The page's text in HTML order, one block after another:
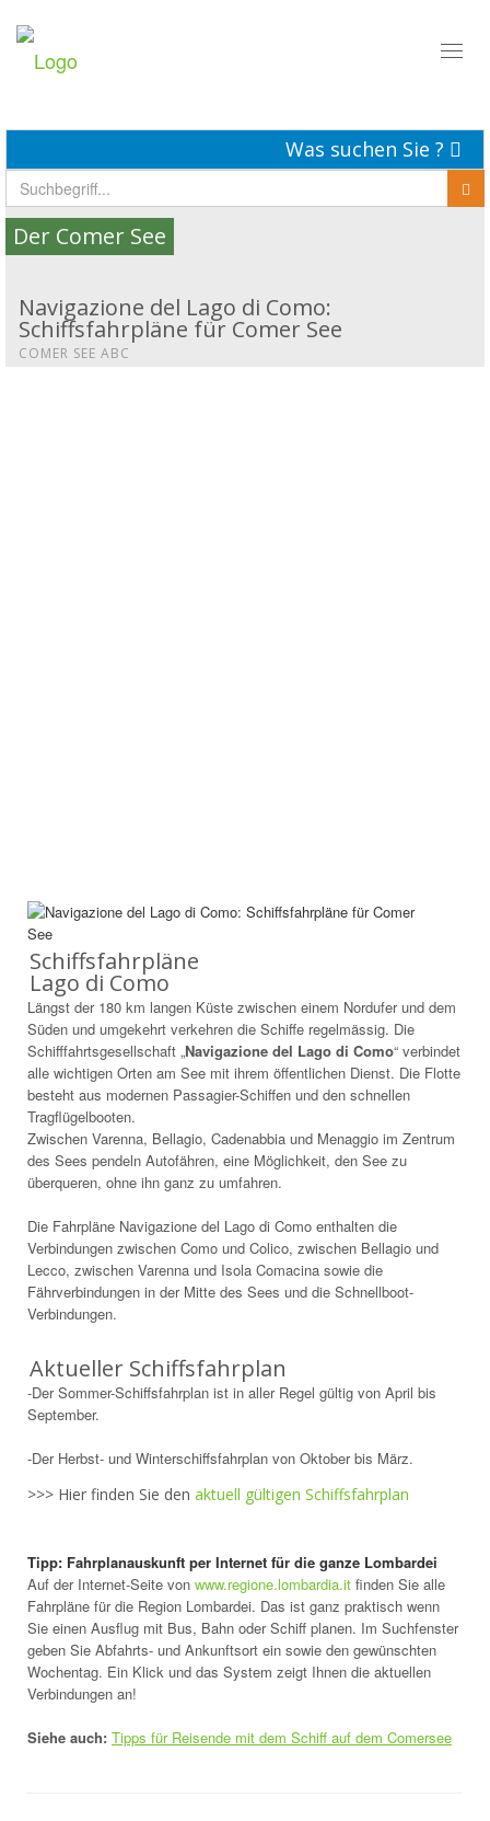
Was suchen Sie ?
Der Comer See
Navigazione del Lago di Como:
Schiffsfahrpläne für Comer See
COMER SEE ABC
Schiffsfahrpläne
Lago di Como
Längst der 180 km langen Küste zwischen einem Nordufer und dem
Süden und umgekehrt verkehren die Schiffe regelmässig. Die
Schifffahrtsgesellschaft „Navigazione del Lago di Como“ verbindet
alle wichtigen Orten am See mit ihrem öffentlichen Dienst. Die Flotte
besteht aus modernen Passagier-Schiffen und den schnellen
Tragflügelbooten.
Zwischen Varenna, Bellagio, Cadenabbia und Menaggio im Zentrum
des Sees pendeln Autofähren, eine Möglichkeit, den See zu
überqueren, ohne ihn ganz zu umfahren.
Die Fahrpläne Navigazione del Lago di Como enthalten die
Verbindungen zwischen Como und Colico, zwischen Bellagio und
Lecco, zwischen Varenna und Isola Comacina sowie die
Fährverbindungen in der Mitte des Sees und die Schnellboot-
Verbindungen.
Aktueller Schiffsfahrplan
-Der Sommer-Schiffsfahrplan ist in aller Regel gültig von April bis
September.
-Der Herbst- und Winterschiffsfahrplan von Oktober bis März.
>>> Hier finden Sie den aktuell gültigen Schiffsfahrplan
Tipp: Fahrplanauskunft per Internet für die ganze Lombardei
Auf der Internet-Seite von www.regione.lombardia.it finden Sie alle
Fahrpläne für die Region Lombardei. Das ist ganz praktisch wenn
Sie einen Ausflug mit Bus, Bahn oder Schiff planen. Im Suchfenster
geben Sie Abfahrts- und Ankunftsort ein sowie den gewünschten
Wochentag. Ein Klick und das System zeigt Ihnen die aktuellen
Verbindungen an!
Siehe auch: Tipps für Reisende mit dem Schiff auf dem Comersee